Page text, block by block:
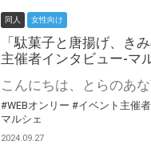
同人 女性向け
「駄菓子と唐揚げ、き
主催者インタビュー-マ
#WEBオンリー #イベント主催
マルシェ
2024.09.27